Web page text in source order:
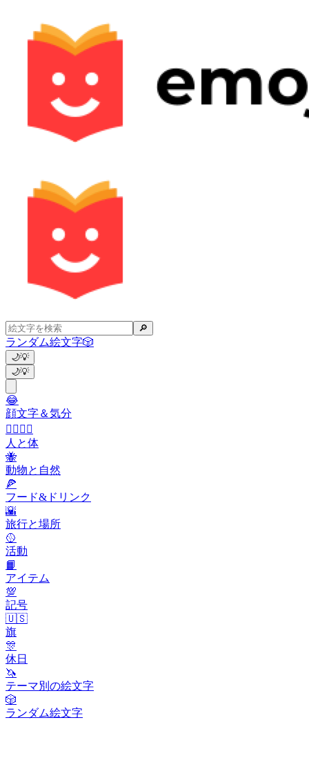
🔎
ランダム絵文字🎲
🌙💡
🌙💡
😂
顔文字＆気分
👩‍❤️‍💋‍👨
人と体
🐝
動物と自然
🍕
フード&ドリンク
🌇
旅行と場所
🥎
活動
📙
アイテム
💯
記号
🇺🇸
旗
🎊
休日
🦄
テーマ別の絵文字
🎲
ランダム絵文字